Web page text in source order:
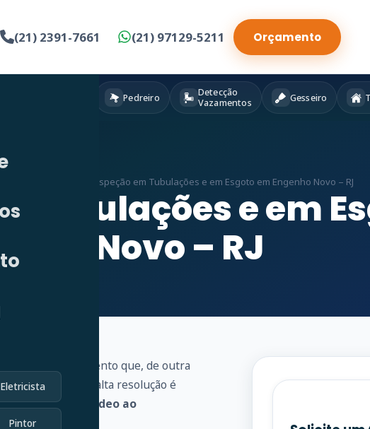
(21) 2391-7661 (21) 97129-5211 Orçamento
Eletricista
Pintor
Pedreiro
Detecção
Vazamentos
Gesseiro
Vídeo Inspeção em Tubulações e em Esgoto em Engenho Novo – RJ
Tubulações e em
Novo – RJ
de encanamento que, de outra
uma câmera de alta resolução é
feedback de vídeo ao